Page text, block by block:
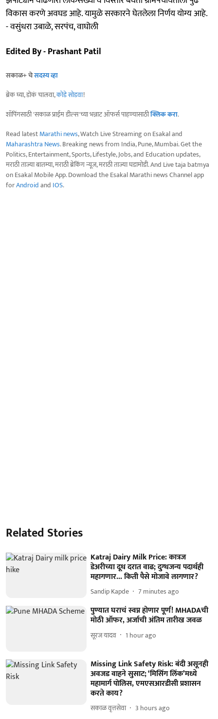
विकास करणे अवघड आहे. यामुळे सरकारने घेतलेला निर्णय योग्य आहे.
- वसुंधरा उबाळे, सरपंच, वाघोली
Edited By - Prashant Patil
सकाळ+ चेसदस्य व्हा
ब्रेक घ्या, डोकं चालवा,कोडे सोडवा!
शॉपिंगसाठी 'सकाळ प्राईम डील्स'च्या भन्नाट ऑफर्स पाहण्यासाठीक्लिक करा.
Read latestMarathi news, Watch Live Streaming on Esakal and
Maharashtra News. Breaking news from India, Pune, Mumbai. Get the
Politics, Entertainment, Sports, Lifestyle, Jobs, and Education updates,
मराठी ताज्या बातम्या, मराठी ब्रेकिंग न्यूज, मराठी ताज्या घडामोडी. And Live taja batmya
on Esakal Mobile App. Download the Esakal Marathi news Channel app
forAndroidand IOS.
Related Stories
Katraj Dairy Milk Price: कात्रज
डेअरीच्या दूध दरात वाढ; दुग्धजन्य पदार्थही
महागणार... किती पैसे मोजावे लागणार?
Sandip Kapde 7 minutes ago
पुण्यात घराचं स्वप्न होणार पूर्ण! MHADAची
मोठी ऑफर, अर्जाची अंतिम तारीख जवळ
सूरज यादव 1 hour ago
Missing Link Safety Risk: बंदी असूनही
अवजड वाहने सुसाट; ‘मिसिंग लिंक’मध्ये
महामार्ग पोलिस, एमएसआरडीसी प्रशासन
करते काय?
सकाळ वृत्तसेवा 3 hours ago